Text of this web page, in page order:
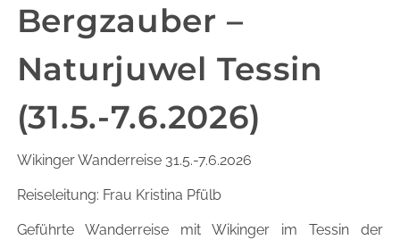
Bergzauber –
Naturjuwel Tessin
(31.5.-7.6.2026)
Wikinger Wanderreise 31.5.-7.6.2026
Reiseleitung: Frau Kristina Pfülb
Geführte Wanderreise mit Wikinger im Tessin der